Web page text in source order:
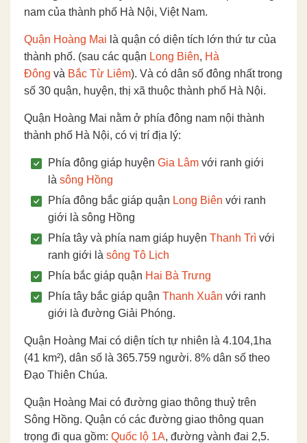
nam của thành phố Hà Nội, Việt Nam.
Quận Hoàng Mai là quận có diện tích lớn thứ tư của
thành phố. (sau các quận Long Biên, Hà
Đông và Bắc Từ Liêm). Và có dân số đông nhất trong
số 30 quận, huyện, thị xã thuộc thành phố Hà Nội.
Quận Hoàng Mai nằm ở phía đông nam nội thành
thành phố Hà Nội, có vị trí địa lý:
Phía đông giáp huyện Gia Lâm với ranh giới
là sông Hồng
Phía đông bắc giáp quận Long Biên với ranh
giới là sông Hồng
Phía tây và phía nam giáp huyện Thanh Trì với
ranh giới là sông Tô Lịch
Phía bắc giáp quận Hai Bà Trưng
Phía tây bắc giáp quận Thanh Xuân với ranh
giới là đường Giải Phóng.
Quận Hoàng Mai có diện tích tự nhiên là 4.104,1ha
(41 km²), dân số là 365.759 người. 8% dân số theo
Đạo Thiên Chúa.
Quận Hoàng Mai có đường giao thông thuỷ trên
Sông Hồng. Quận có các đường giao thông quan
trọng đi qua gồm: Quốc lộ 1A, đường vành đai 2,5.